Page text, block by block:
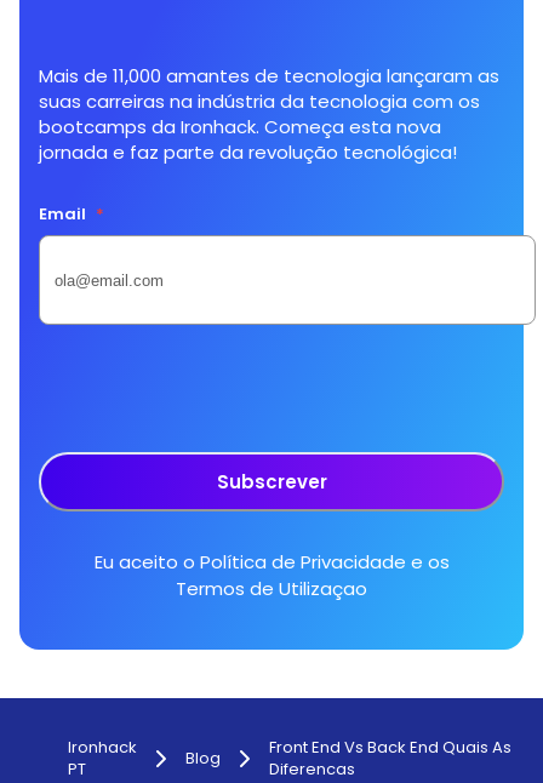
Mais de 11,000 amantes de tecnologia lançaram as
suas carreiras na indústria da tecnologia com os
bootcamps da Ironhack. Começa esta nova
jornada e faz parte da revolução tecnológica!
Email *
Subscrever
Eu aceito o Política de Privacidade e os
Termos de Utilizaçao
Ironhack
PT
Blog
Front End Vs Back End Quais As
Diferencas